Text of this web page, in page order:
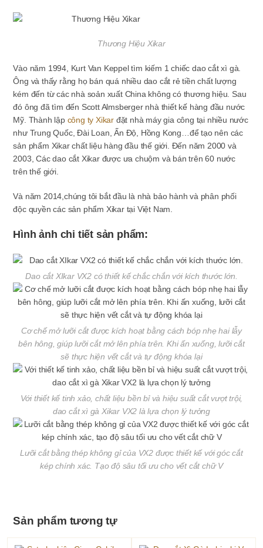
Thương Hiệu Xikar
Vào năm 1994, Kurt Van Keppel tìm kiếm 1 chiếc dao cắt xì gà.
Ông và thấy rằng họ bán quá nhiều dao cắt rẻ tiền chất lượng
kém đến từ các nhà soản xuất China không có thương hiệu. Sau
đó ông đã tìm đến Scott Almsberger nhà thiết kế hàng đầu nước
Mỹ. Thành lập công ty Xikar đặt nhà máy gia công tại nhiều nước
như Trung Quốc, Đài Loan, Ấn Độ, Hồng Kong…để tạo nên các
sản phẩm Xikar chất liệu hàng đầu thế giới. Đến năm 2000 và
2003, Các dao cắt Xikar được ưa chuộm và bán trên 60 nước
trên thế giới.
Và năm 2014,chúng tôi bắt đầu là nhà bảo hành và phân phối
độc quyền các sản phẩm Xikar tại Việt Nam.
Hình ảnh chi tiết sản phẩm:
Dao cắt XIkar VX2 có thiết kế chắc chắn với kích thước lớn.
Cơ chế mở lưỡi cắt được kích hoạt bằng cách bóp nhẹ hai lẫy
bên hông, giúp lưỡi cắt mở lên phía trên. Khi ấn xuống, lưỡi cắt
sẽ thực hiện vết cắt và tự động khóa lại
Với thiết kế tinh xảo, chất liệu bền bỉ và hiệu suất cắt vượt trội,
dao cắt xì gà Xikar VX2 là lựa chọn lý tưởng
Lưỡi cắt bằng thép không gỉ của VX2 được thiết kế với góc cắt
kép chính xác. Tạo độ sâu tối ưu cho vết cắt chữ V
Sản phẩm tương tự